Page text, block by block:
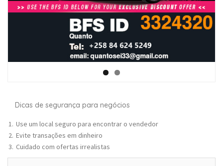
Dicas de segurança para negócios
Use um local seguro para encontrar o vendedor
Evite transações em dinheiro
Cuidado com ofertas irrealistas